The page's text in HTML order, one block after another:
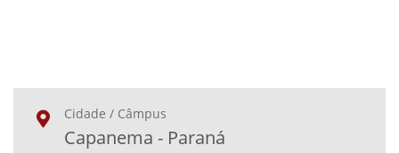
Cidade / Câmpus
Capanema - Paraná